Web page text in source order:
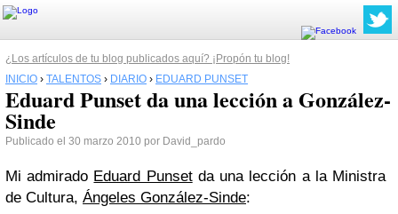
¿Los artículos de tu blog publicados aquí? ¡Propón tu blog!
INICIO › TALENTOS › DIARIO › EDUARD PUNSET
Eduard Punset da una lección a González-
Sinde
Publicado el 30 marzo 2010 por David_pardo
Mi admirado Eduard Punsetda una lección a la Ministra
de Cultura, Ángeles González-Sinde: